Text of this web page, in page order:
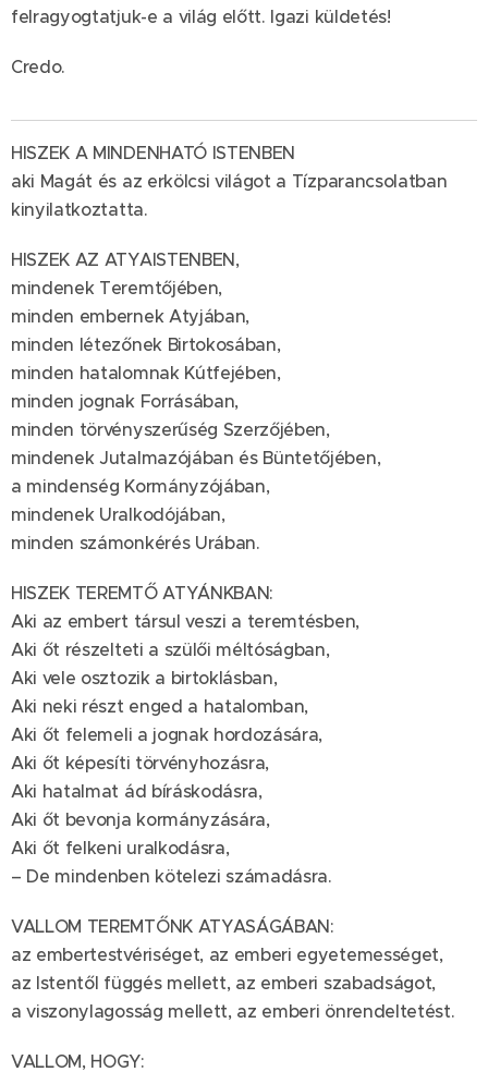
felragyogtatjuk-e a világ előtt. Igazi küldetés!
Credo.
HISZEK A MINDENHATÓ ISTENBEN
aki Magát és az erkölcsi világot a Tízparancsolatban
kinyilatkoztatta.
HISZEK AZ ATYAISTENBEN,
mindenek Teremtőjében,
minden embernek Atyjában,
minden létezőnek Birtokosában,
minden hatalomnak Kútfejében,
minden jognak Forrásában,
minden törvényszerűség Szerzőjében,
mindenek Jutalmazójában és Büntetőjében,
a mindenség Kormányzójában,
mindenek Uralkodójában,
minden számonkérés Urában.
HISZEK TEREMTŐ ATYÁNKBAN:
Aki az embert társul veszi a teremtésben,
Aki őt részelteti a szülői méltóságban,
Aki vele osztozik a birtoklásban,
Aki neki részt enged a hatalomban,
Aki őt felemeli a jognak hordozására,
Aki őt képesíti törvényhozásra,
Aki hatalmat ád bíráskodásra,
Aki őt bevonja kormányzására,
Aki őt felkeni uralkodásra,
– De mindenben kötelezi számadásra.
VALLOM TEREMTŐNK ATYASÁGÁBAN:
az embertestvériséget, az emberi egyetemességet,
az Istentől függés mellett, az emberi szabadságot,
a viszonylagosság mellett, az emberi önrendeltetést.
VALLOM, HOGY: